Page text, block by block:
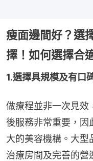
瘦面邊間好？選
擇！如何選擇合
1.選擇具規模及有口
做療程並非一次見效
後服務非常重要，因
大的美容機構。大型
治療房間及完善的營